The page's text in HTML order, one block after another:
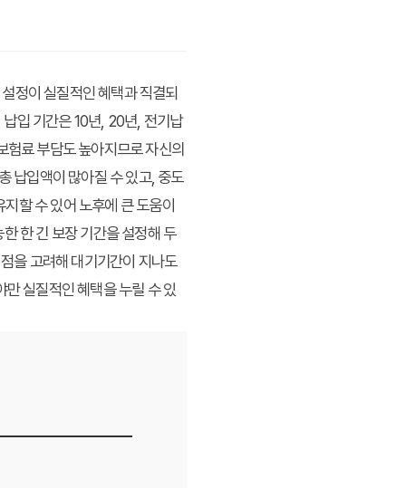
정이 실질적인 혜택과 직결되
입 기간은 10년, 20년, 전기납
료 부담도 높아지므로 자신의
납입액이 많아질 수 있고, 중도
할 수 있어 노후에 큰 도움이
한 긴 보장 기간을 설정해 두
을 고려해 대기기간이 지나도
실질적인 혜택을 누릴 수 있